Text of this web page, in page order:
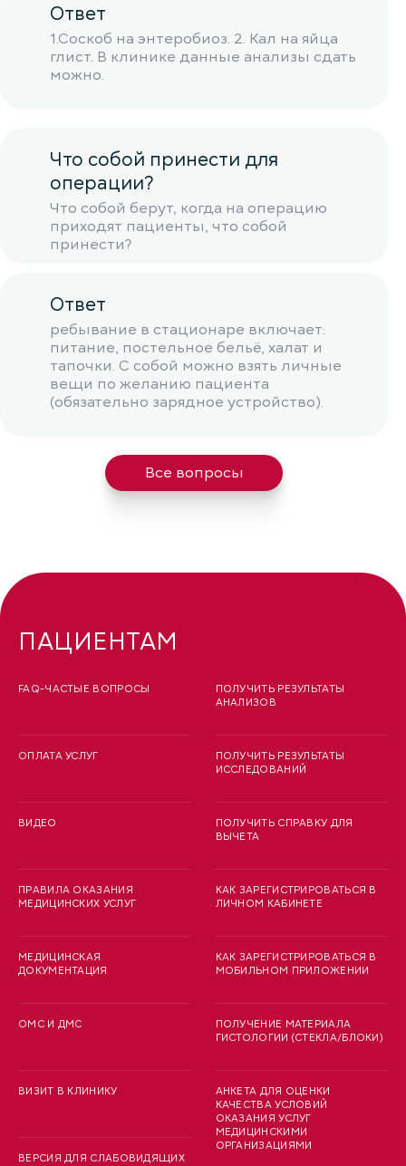
Все вопросы
Ответ
1.Соскоб на энтеробиоз. 2. Кал на яйца
глист. В клинике данные анализы сдать
можно.
Что собой принести для
операции?
Что собой берут, когда на операцию
приходят пациенты, что собой
принести?
Ответ
ребывание в стационаре включает:
питание, постельное бельё, халат и
тапочки. С собой можно взять личные
вещи по желанию пациента
(обязательно зарядное устройство).
ПАЦИЕНТАМ
FAQ-ЧАСТЫЕ ВОПРОСЫ
ОПЛАТА УСЛУГ
ВИДЕО
ПРАВИЛА ОКАЗАНИЯ
МЕДИЦИНСКИХ УСЛУГ
МЕДИЦИНСКАЯ
ДОКУМЕНТАЦИЯ
ОМС И ДМС
ВИЗИТ В КЛИНИКУ
ВЕРСИЯ ДЛЯ СЛАБОВИДЯЩИХ
ПОЛУЧИТЬ РЕЗУЛЬТАТЫ
АНАЛИЗОВ
ПОЛУЧИТЬ РЕЗУЛЬТАТЫ
ИССЛЕДОВАНИЙ
ПОЛУЧИТЬ СПРАВКУ ДЛЯ
ВЫЧЕТА
КАК ЗАРЕГИСТРИРОВАТЬСЯ В
ЛИЧНОМ КАБИНЕТЕ
КАК ЗАРЕГИСТРИРОВАТЬСЯ В
МОБИЛЬНОМ ПРИЛОЖЕНИИ
ПОЛУЧЕНИЕ МАТЕРИАЛА
ГИСТОЛОГИИ (СТЕКЛА/БЛОКИ)
АНКЕТА ДЛЯ ОЦЕНКИ
КАЧЕСТВА УСЛОВИЙ
ОКАЗАНИЯ УСЛУГ
МЕДИЦИНСКИМИ
ОРГАНИЗАЦИЯМИ